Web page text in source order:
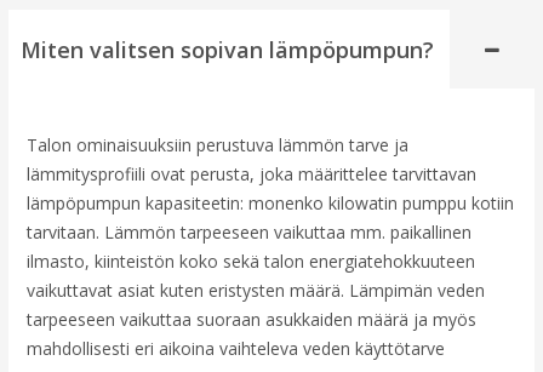
Miten valitsen sopivan lämpöpumpun?
Talon ominaisuuksiin perustuva lämmön tarve ja
lämmitysprofiili ovat perusta, joka määrittelee tarvittavan
lämpöpumpun kapasiteetin: monenko kilowatin pumppu kotiin
tarvitaan. Lämmön tarpeeseen vaikuttaa mm. paikallinen
ilmasto, kiinteistön koko sekä talon energiatehokkuuteen
vaikuttavat asiat kuten eristysten määrä. Lämpimän veden
tarpeeseen vaikuttaa suoraan asukkaiden määrä ja myös
mahdollisesti eri aikoina vaihteleva veden käyttötarve